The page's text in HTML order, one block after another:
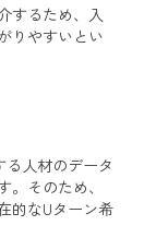
するため、入
りやすいとい
人材のデータ
そのため、
的なUターン希